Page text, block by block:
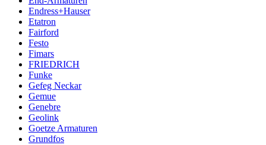
Endress+Hauser
Etatron
Fairford
Festo
Fimars
FRIEDRICH
Funke
Gefeg Neckar
Gemue
Genebre
Geolink
Goetze Armaturen
Grundfos